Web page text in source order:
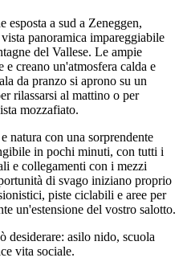
esposta a sud a Zeneggen,
panoramica impareggiabile
del Vallese. Le ampie
e creano un'atmosfera calda e
da pranzo si aprono su un
rilassarsi al mattino o per
mozzafiato.
natura con una sorprendente
in pochi minuti, con tutti i
e collegamenti con i mezzi
di svago iniziano proprio
piste ciclabili e aree per
un'estensione del vostro salotto.
desiderare: asilo nido, scuola
vita sociale.